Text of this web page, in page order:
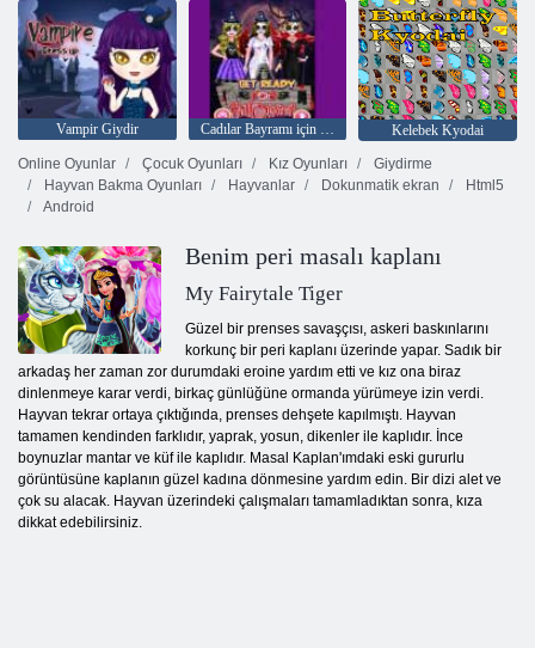
Vampir Giydir Cadılar Bayramı için Hazır Olun
Kelebek Kyodai
Online Oyunlar
Çocuk Oyunları Kız Oyunları
Giydirme
Hayvan Bakma Oyunları
Hayvanlar Dokunmatik ekran
Html5
Android
Benim peri masalı kaplanı
My Fairytale Tiger
Güzel bir prenses savaşçısı, askeri baskınlarını
korkunç bir peri kaplanı üzerinde yapar. Sadık bir
arkadaş her zaman zor durumdaki eroine yardım etti ve kız ona biraz
dinlenmeye karar verdi, birkaç günlüğüne ormanda yürümeye izin verdi.
Hayvan tekrar ortaya çıktığında, prenses dehşete kapılmıştı. Hayvan
tamamen kendinden farklıdır, yaprak, yosun, dikenler ile kaplıdır. İnce
boynuzlar mantar ve küf ile kaplıdır. Masal Kaplan'ımdaki eski gururlu
görüntüsüne kaplanın güzel kadına dönmesine yardım edin. Bir dizi alet ve
çok su alacak. Hayvan üzerindeki çalışmaları tamamladıktan sonra, kıza
dikkat edebilirsiniz.